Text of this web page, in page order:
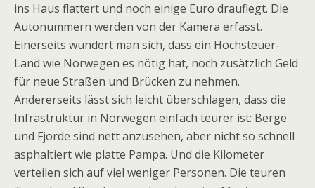
ins Haus flattert und noch einige Euro drauflegt. Die
Autonummern werden von der Kamera erfasst.
Einerseits wundert man sich, dass ein Hochsteuer-
Land wie Norwegen es nötig hat, noch zusätzlich Geld
für neue Straßen und Brücken zu nehmen.
Andererseits lässt sich leicht überschlagen, dass die
Infrastruktur in Norwegen einfach teurer ist: Berge
und Fjorde sind nett anzusehen, aber nicht so schnell
asphaltiert wie platte Pampa. Und die Kilometer
verteilen sich auf viel weniger Personen. Die teuren